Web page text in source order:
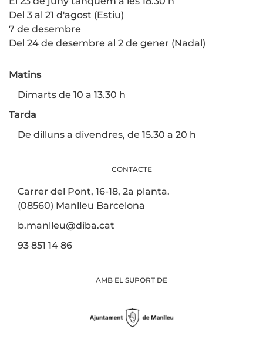
Del 3 al 21 d'agost (Estiu)
7 de desembre
Del 24 de desembre al 2 de gener (Nadal)
Matins
Dimarts de 10 a 13.30 h
Tarda
De dilluns a divendres, de 15.30 a 20 h
CONTACTE
Carrer del Pont, 16-18, 2a planta.
(08560) Manlleu Barcelona
b.manlleu@diba.cat
93 851 14 86
AMB EL SUPORT DE